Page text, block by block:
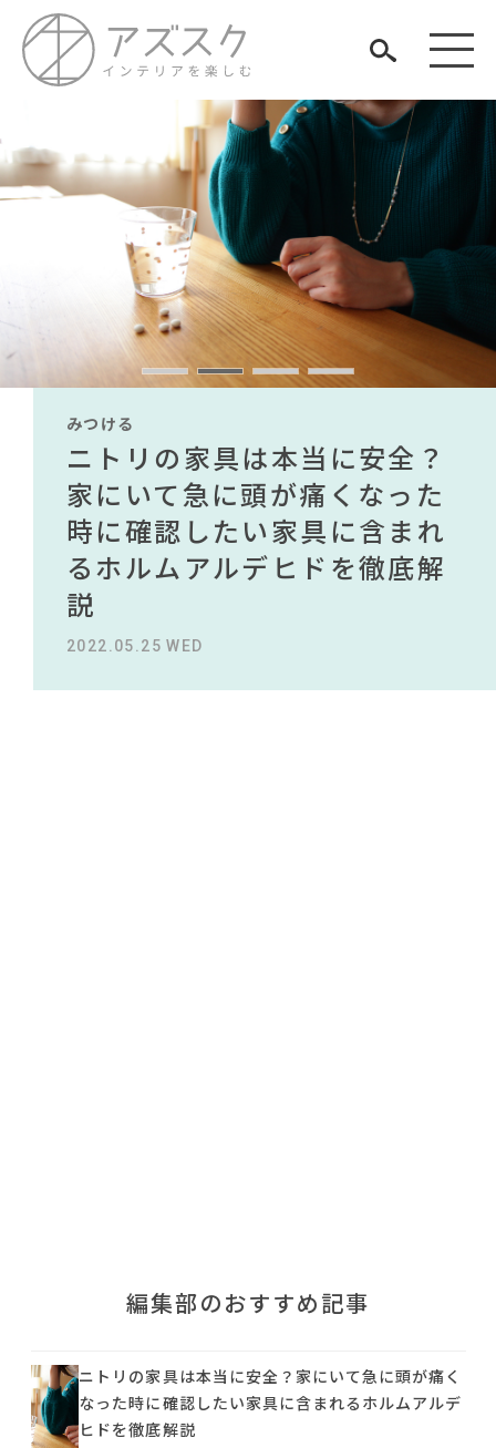
TAG LIST
#家具#IDÉE#岡崎製材
#インテリアコーディネート#コクヨ#岸井ゆきの
#間宮祥太朗
#タンスのゲン#大塚家具
#インテリアの法則#2022 夏ドラマ#チェア
#ソファ#フェリシモ#カリモク家具#石田ゆり子
#大川家具 #オフィスチェア #MoMA
#材木屋のおやじとせがれ#おすすめ #田中みな実
#unico#河淳 #テレワーク#インダストリアルスタイル
#アダル#良品計画 #ファニタメ
#DINOS CORPORATION
#無印良品#関家具
#KEYUCA#サステナブル#コメリ#一枚板#照明
見つける
知る
楽しむ
ARCHIVE
NEWS
ABOUT
みつける
無印で有名デザイナーのアイ
テムが手に入る？無印良品で
買える有名デザイナーがデザ
インしたインテリアを一挙紹
介
2022.10.24 MON
みつける
IKEA家具は引っ越し業者を悩
ませる？引っ越し業者に敬遠
されている理由を徹底解
説！！
2023.09.27 WED
みつける
ニトリの家具は本当に安全？
家にいて急に頭が痛くなった
時に確認したい家具に含まれ
るホルムアルデヒドを徹底解
説
2022.05.25 WED
みつける
【部屋をおしゃれにしたい人
必見】今話題のインテリアス
タイルから定番スタイルまで
紹介！おすすめインテリアス
タイル18選
2023.09.23 SAT
みつける
無印で有名デザイナーのアイ
テムが手に入る？無印良品で
買える有名デザイナーがデザ
インしたインテリアを一挙紹
介
2022.10.24 MON
みつける
IKEA家具は引っ越し業者を悩
ませる？引っ越し業者に敬遠
されている理由を徹底解
説！！
2023.09.27 WED
編集部のおすすめ記事
ニトリの家具は本当に安全？家にいて急に頭が痛く
なった時に確認したい家具に含まれるホルムアルデ
ヒドを徹底解説